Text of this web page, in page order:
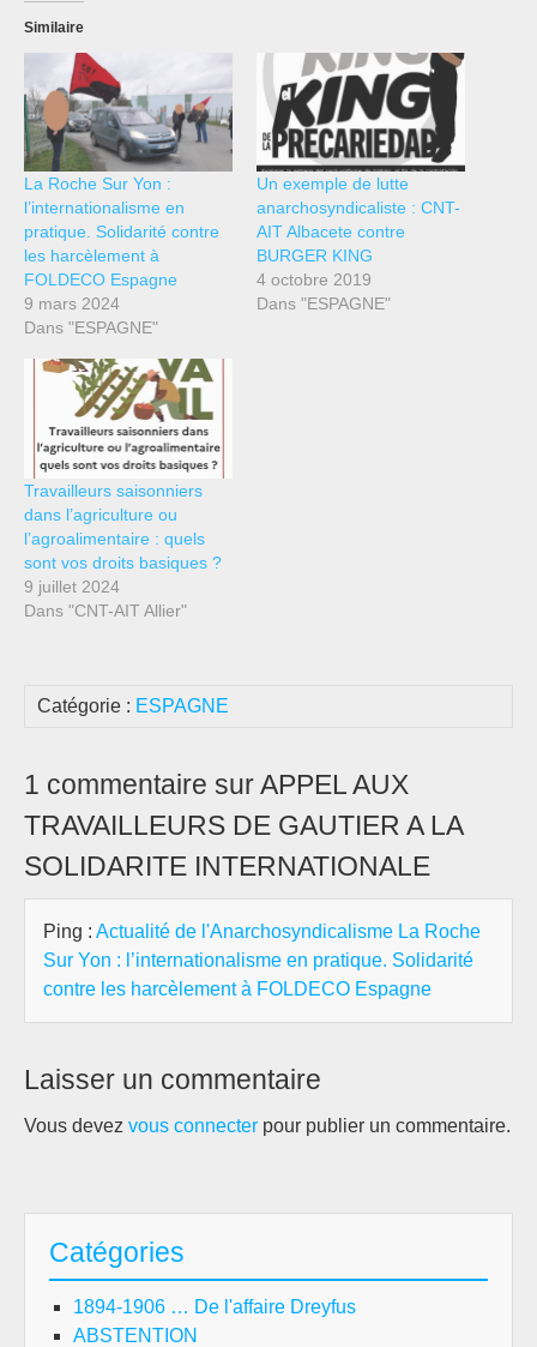
Similaire
La Roche Sur Yon :
l’internationalisme en
pratique. Solidarité contre
les harcèlement à
FOLDECO Espagne
9 mars 2024
Dans "ESPAGNE"
Un exemple de lutte
anarchosyndicaliste : CNT-
AIT Albacete contre
BURGER KING
4 octobre 2019
Dans "ESPAGNE"
Travailleurs saisonniers
dans l’agriculture ou
l’agroalimentaire : quels
sont vos droits basiques ?
9 juillet 2024
Dans "CNT-AIT Allier"
Catégorie : ESPAGNE
1 commentaire sur APPEL AUX
TRAVAILLEURS DE GAUTIER A LA
SOLIDARITE INTERNATIONALE
Ping : Actualité de l'Anarchosyndicalisme La Roche
Sur Yon : l’internationalisme en pratique. Solidarité
contre les harcèlement à FOLDECO Espagne
Laisser un commentaire
Vous devez vous connecter pour publier un commentaire.
Catégories
1894-1906 … De l'affaire Dreyfus
ABSTENTION